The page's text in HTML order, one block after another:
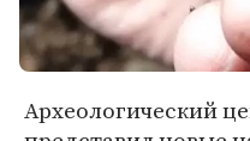
Археологический